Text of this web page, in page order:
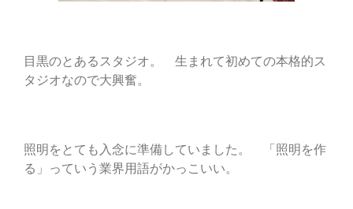
目黒のとあるスタジオ。 生まれて初めての本格的ス
タジオなので大興奮。
照明をとても入念に準備していました。 「照明を作
る」っていう業界用語がかっこいい。